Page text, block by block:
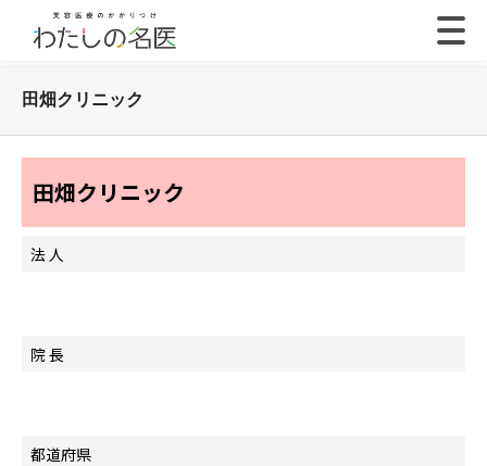
田畑クリニック
田畑クリニック
法 人
院 長
都道府県